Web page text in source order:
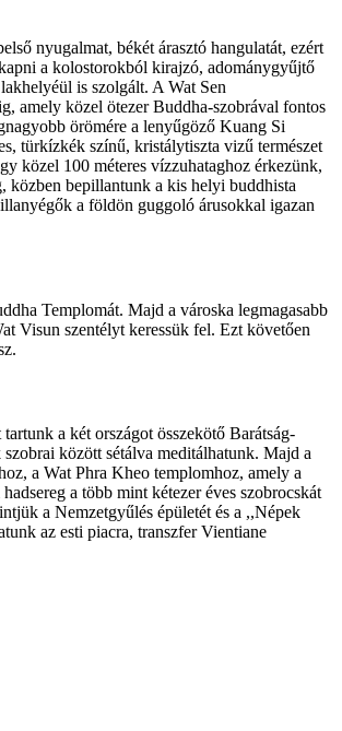
nyugalmat, békét árasztó hangulatát, ezért
a kolostorokból kirajzó, adománygyűjtő
is szolgált. A Wat Sen
amely közel ötezer Buddha-szobrával fontos
örömére a lenyűgöző Kuang Si
türkízkék színű, kristálytiszta vizű természet
közel 100 méteres vízzuhataghoz érkezünk,
közben bepillantunk a kis helyi buddhista
a földön guggoló árusokkal igazan
Templomát. Majd a városka legmagasabb
Visun szentélyt keressük fel. Ezt követően
a két országot összekötő Barátság-
között sétálva meditálhatunk. Majd a
a Wat Phra Kheo templomhoz, amely a
a több mint kétezer éves szobrocskát
a Nemzetgyűlés épületét és a ,,Népek
az esti piacra, transzfer Vientiane